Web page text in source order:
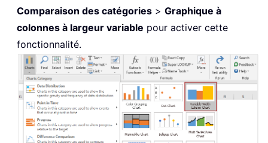
Comparaison des catégories > Graphique à
colonnes à largeur variable pour activer cette
fonctionnalité.